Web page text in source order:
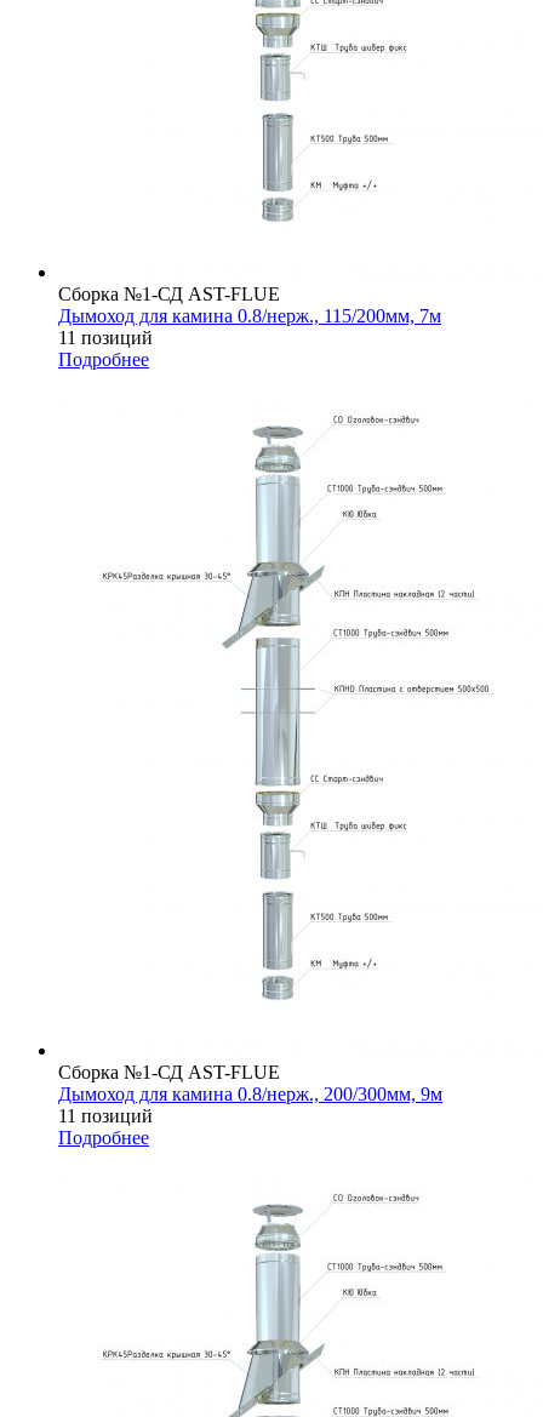
Сборка №1-СД AST-FLUE
Дымоход для камина 0.8/нерж., 115/200мм, 7м
11 позиций
Подробнее
Сборка №1-СД AST-FLUE
Дымоход для камина 0.8/нерж., 200/300мм, 9м
11 позиций
Подробнее